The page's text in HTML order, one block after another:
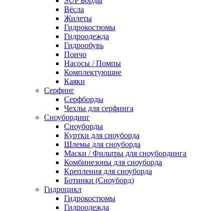
Вёсла
Жилеты
Гидрокостюмы
Гидроодежда
Гидрообувь
Пончо
Насосы / Помпы
Комплектующие
Каяки
Серфинг
Серфборды
Чехлы для серфинга
Сноубординг
Сноуборды
Куртки для сноуборда
Шлемы для сноуборда
Маски / Фильтры для сноубординга
Комбинезоны для сноуборда
Крепления для сноуборда
Ботинки (Сноуборд)
Гидроцикл
Гидрокостюмы
Гидроодежда